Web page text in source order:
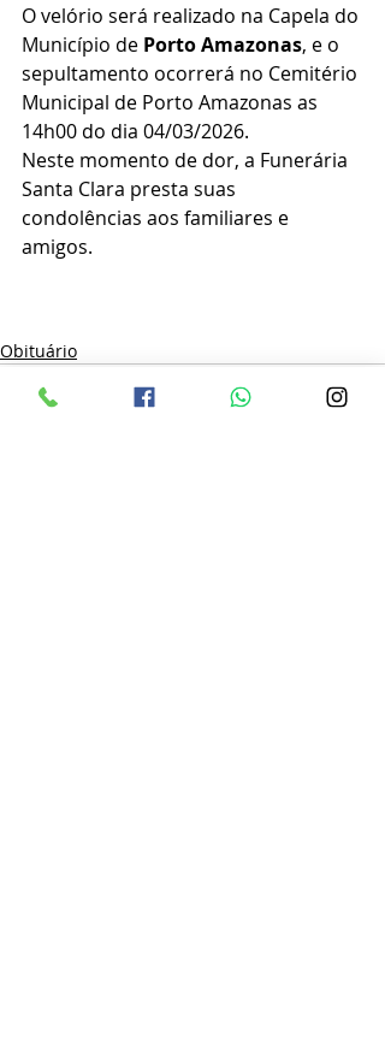
O velório será realizado na Capela do
Município de Porto Amazonas, e o
sepultamento ocorrerá no Cemitério
Municipal de Porto Amazonas as
14h00 do dia 04/03/2026.
Neste momento de dor, a Funerária
Santa Clara presta suas
condolências aos familiares e
amigos.
Obituário